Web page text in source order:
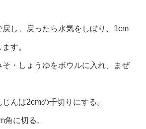
し、戻ったら水気をしぼり、1cm
す。
・しょうゆをボウルに入れ、まぜ
んは2cmの千切りにする。
に切る。